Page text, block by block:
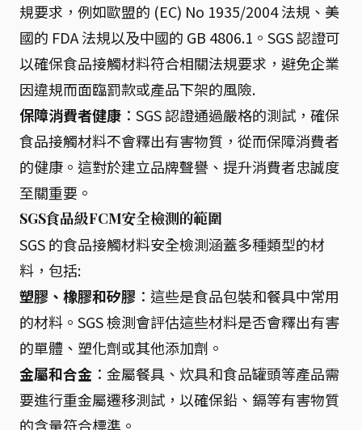
規要求，例如歐盟的 (EC) No 1935/2004 法規、美
國的 FDA 法規以及中國的 GB 4806.1。SGS 認證可
以確保食品接觸材料符合相關法規要求，避免企業
因違規而面臨罰款或產品下架的風險.
保障消費者健康 ：SGS 認證通過嚴格的測試，確保
食品接觸材料不會釋出有害物質，從而保障消費者
的健康。這對於建立品牌聲譽、提升消費者忠誠度
至關重要。
SGS食品級FCM安全檢測的範圍
SGS 的食品接觸材料安全檢測涵蓋多種類型的材
料，包括:
塑膠、橡膠和矽膠 ：這些是食品包裝和餐具中常用
的材料。SGS 檢測會評估這些材料是否會釋出有害
的單體、塑化劑或其他添加劑。
金屬和合金 ：金屬餐具、炊具和食品罐頭等產品需
要進行重金屬遷移測試，以確保鉛、鎘等有害物質
的含量符合標準。